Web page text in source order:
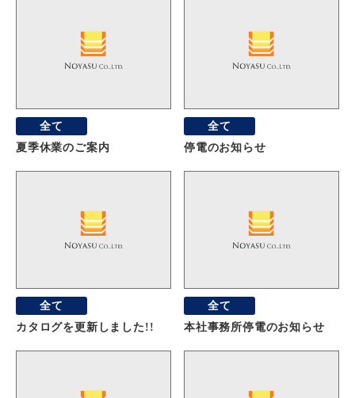
全て
夏季休業のご案内
全て
停電のお知らせ
全て
カタログを更新しました!!
全て
本社事務所停電のお知らせ